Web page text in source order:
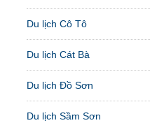
Du lịch Cô Tô
Du lịch Cát Bà
Du lịch Đồ Sơn
Du lịch Sầm Sơn